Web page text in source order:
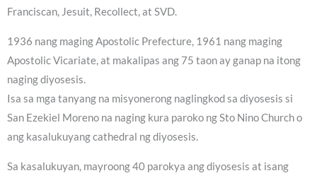
Franciscan, Jesuit, Recollect, at SVD.
1936 nang maging Apostolic Prefecture, 1961 nang maging
Apostolic Vicariate, at makalipas ang 75 taon ay ganap na itong
naging diyosesis.
Isa sa mga tanyang na misyonerong naglingkod sa diyosesis si
San Ezekiel Moreno na naging kura paroko ng Sto Nino Church o
ang kasalukuyang cathedral ng diyosesis.
Sa kasalukuyan, mayroong 40 parokya ang diyosesis at isang